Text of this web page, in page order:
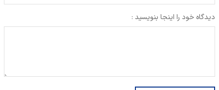
دیدگاه خود را اینجا بنویسید :